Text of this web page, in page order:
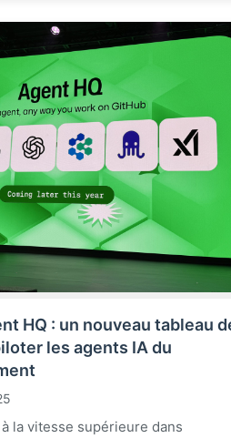
HQ : un nouveau tableau
les agents IA du
la vitesse supérieure dans